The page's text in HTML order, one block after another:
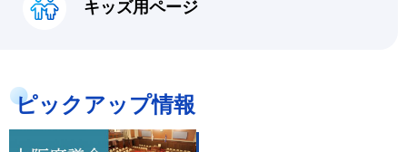
キッズ用ページ
ピックアップ情報